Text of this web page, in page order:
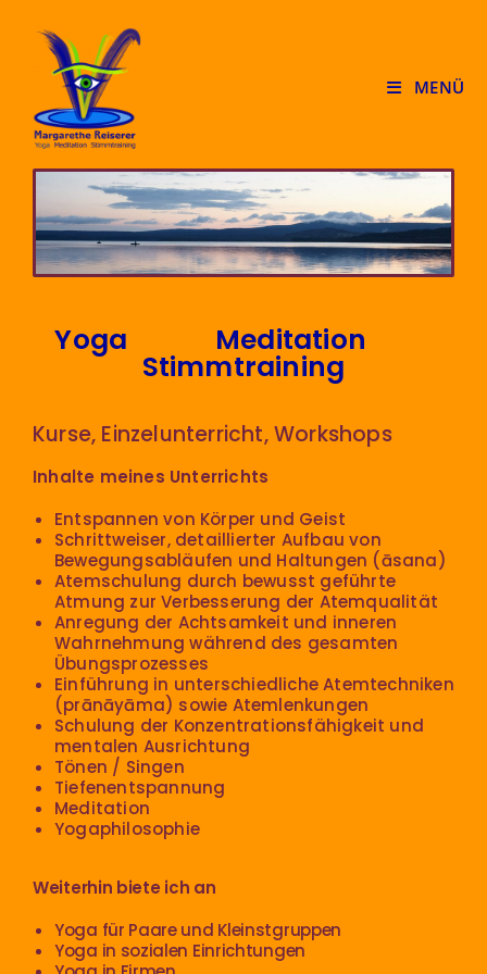
MENÜ
Yoga Meditation
Stimmtraining
Kurse, Einzelunterricht, Workshops
Inhalte meines Unterrichts
Entspannen von Körper und Geist
Schrittweiser, detaillierter Aufbau von
Bewegungsabläufen und Haltungen (āsana)
Atemschulung durch bewusst geführte
Atmung zur Verbesserung der Atemqualität
Anregung der Achtsamkeit und inneren
Wahrnehmung während des gesamten
Übungsprozesses
Einführung in unterschiedliche Atemtechniken
(prānāyāma) sowie Atemlenkungen
Schulung der Konzentrationsfähigkeit und
mentalen Ausrichtung
Tönen / Singen
Tiefenentspannung
Meditation
Yogaphilosophie
Weiterhin biete ich an
Yoga für Paare und Kleinstgruppen
Yoga in sozialen Einrichtungen